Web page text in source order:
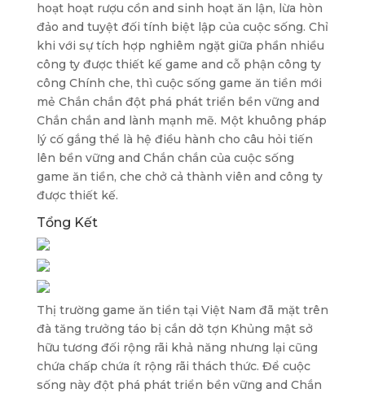
hoạt hoạt rượu cồn and sinh hoạt ăn lận, lừa hòn
đảo and tuyệt đối tính biệt lập của cuộc sống. Chỉ
khi với sự tích hợp nghiêm ngặt giữa phần nhiều
công ty được thiết kế game and cỗ phận công ty
công Chính che, thì cuộc sống game ăn tiền mới
mẻ Chắn chắn đột phá phát triển bền vững and
Chắn chắn and lành mạnh mẽ. Một khuông pháp
lý cố gắng thể là hệ điều hành cho câu hỏi tiến
lên bền vững and Chắn chắn của cuộc sống
game ăn tiền, che chở cả thành viên and công ty
được thiết kế.
Tổng Kết
Thị trường game ăn tiền tại Việt Nam đã mặt trên
đà tăng trưởng táo bị cắn dở tợn Khủng mật sở
hữu tương đối rộng rãi khả năng nhưng lại cũng
chứa chấp chứa ít rộng rãi thách thức. Để cuộc
sống này đột phá phát triển bền vững and Chắn